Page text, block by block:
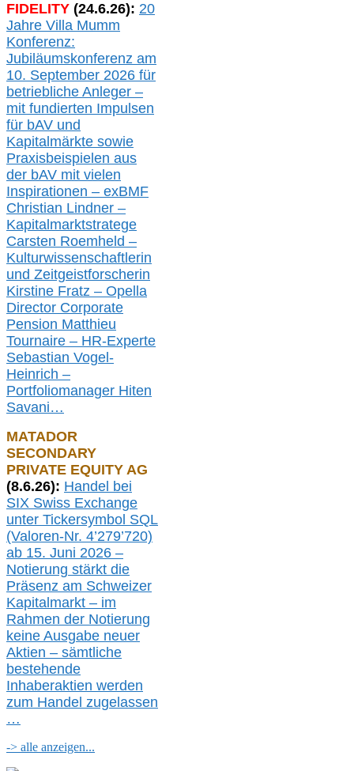
FIDELITY (24.6.26): 20
Jahre Villa Mumm
Konferenz:
Jubiläumskonferenz am
10. September 2026 für
betriebliche Anleger –
mit fundierten Impulsen
für bAV und
Kapitalmärkte sowie
Praxisbeispielen aus
der bAV mit vielen
Inspirationen – exBMF
Christian Lindner –
Kapitalmarktstratege
Carsten Roemheld –
Kulturwissenschaftlerin
und Zeitgeistforscherin
Kirstine Fratz – Opella
Director Corporate
Pension Matthieu
Tournaire – HR-Experte
Sebastian Vogel-
Heinrich –
Portfoliomanager Hiten
Savani…
MATADOR
SECONDARY
PRIVATE EQUITY AG
(8.6.26): Handel bei
SIX Swiss Exchange
unter Tickersymbol SQL
(Valoren-Nr. 4’279’720)
ab 15. Juni 2026 –
Notierung stärkt die
Präsenz am Schweizer
Kapitalmarkt – im
Rahmen der Notierung
keine Ausgabe neuer
Aktien – sämtliche
bestehende
Inhaberaktien werden
zum Handel zugelassen
…
-> alle anzeigen...